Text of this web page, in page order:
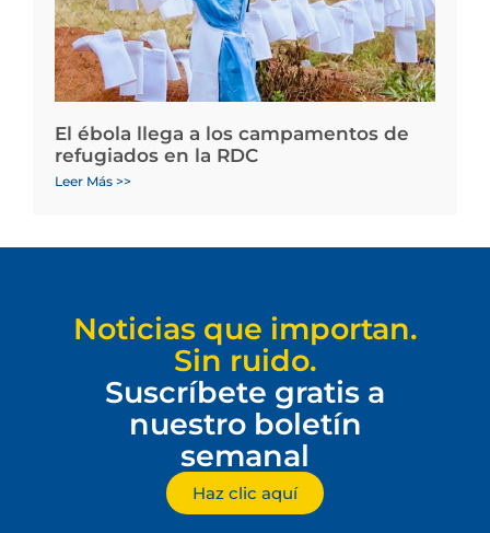
El ébola llega a los campamentos de
refugiados en la RDC
Leer Más >>
Noticias que importan.
Sin ruido.
Suscríbete gratis a
nuestro boletín
semanal
Haz clic aquí